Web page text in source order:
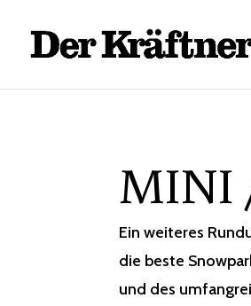
MINI
Ein weiteres
die beste
und des